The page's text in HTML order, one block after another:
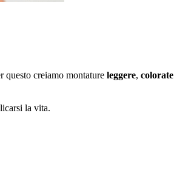
questo creiamo montature leggere, colorate
la vita.